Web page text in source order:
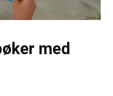
med